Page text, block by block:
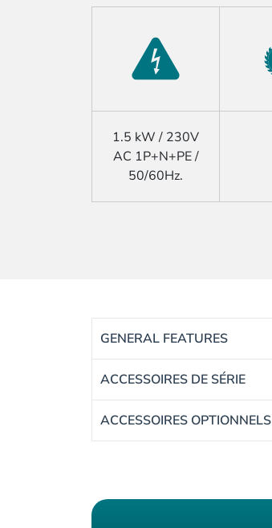
1.5 kW / 230V
AC 1P+N+PE /
50/60Hz.
GENERAL FEATURES
ACCESSOIRES DE SÉRIE
ACCESSOIRES OPTIONNELS